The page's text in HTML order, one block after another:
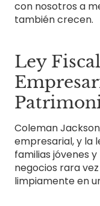
con nosotros a
también crecen.
Ley
Coleman
empresarial, y la
familias jóvenes
negocios rara
limpiamente en